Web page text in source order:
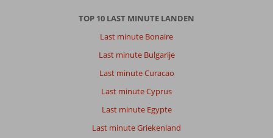
TOP 10 LAST MINUTE LANDEN
Last minute Bonaire
Last minute Bulgarije
Last minute Curacao
Last minute Cyprus
Last minute Egypte
Last minute Griekenland